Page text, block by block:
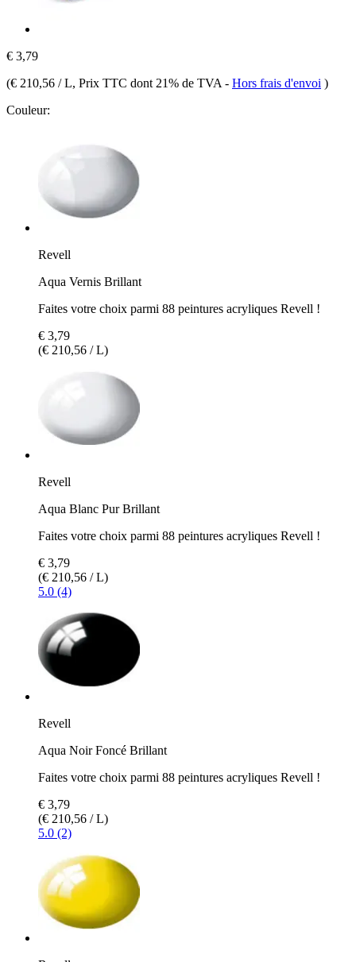
€ 3,79
(€ 210,56 / L, Prix TTC dont 21% de TVA - Hors frais d'envoi )
Couleur:
Revell
Aqua Vernis Brillant
Faites votre choix parmi 88 peintures acryliques Revell !
€ 3,79
(€ 210,56 / L)
Revell
Aqua Blanc Pur Brillant
Faites votre choix parmi 88 peintures acryliques Revell !
€ 3,79
(€ 210,56 / L)
5.0 (4)
Revell
Aqua Noir Foncé Brillant
Faites votre choix parmi 88 peintures acryliques Revell !
€ 3,79
(€ 210,56 / L)
5.0 (2)